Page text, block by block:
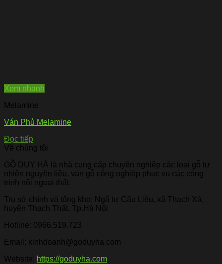
Xem nhanh
Melamine
Ván Phủ Melamine
Đọc tiếp
Về chúng tôi
GỖ DUY HÀ là nhà cung cấp chuyên nghiệp các loại gỗ tự
nhiên nguyên liệu, ván gỗ công nghiệp phục vụ các công
trình nội ngoại thất.
Trụ sở chính và tổng kho: Ngã tư Cầu Liêu, xã Thạch Xá,
huyện Thạch Thất, Tp.Hà Nội
Hotline: 0966.519.723
Email: kinhdoanh@goduyha.com
Website: https://goduyha.com